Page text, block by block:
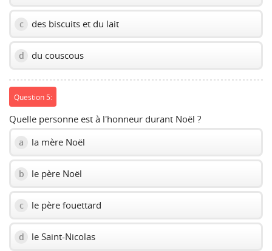
c des biscuits et du lait
d du couscous
Question 5:
Quelle personne est à l'honneur durant Noël ?
a la mère Noël
b le père Noël
c le père fouettard
d le Saint-Nicolas